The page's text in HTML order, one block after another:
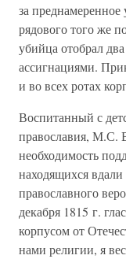
за преднамеренное
рядового того же
убийца отобрал
ассигнациями.
и во всех ротах
Воспитанный с
православия, М.С.
необходимость
находящихся
православного
декабря 1815 г.
корпусом от
нами религии, я